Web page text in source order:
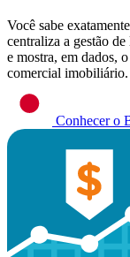
Você sabe
centraliza a gestão
e mostra, em dados,
comercial imobiliário.
Conhecer o